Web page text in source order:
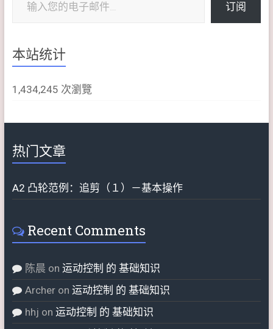
订阅
本站统计
1,434,245 次瀏覽
热门文章
A2 凸轮范例：追剪（１）－基本操作
Recent Comments
陈晨 on 运动控制 的 基础知识
Archeron 运动控制 的 基础知识
hhj on 运动控制 的 基础知识